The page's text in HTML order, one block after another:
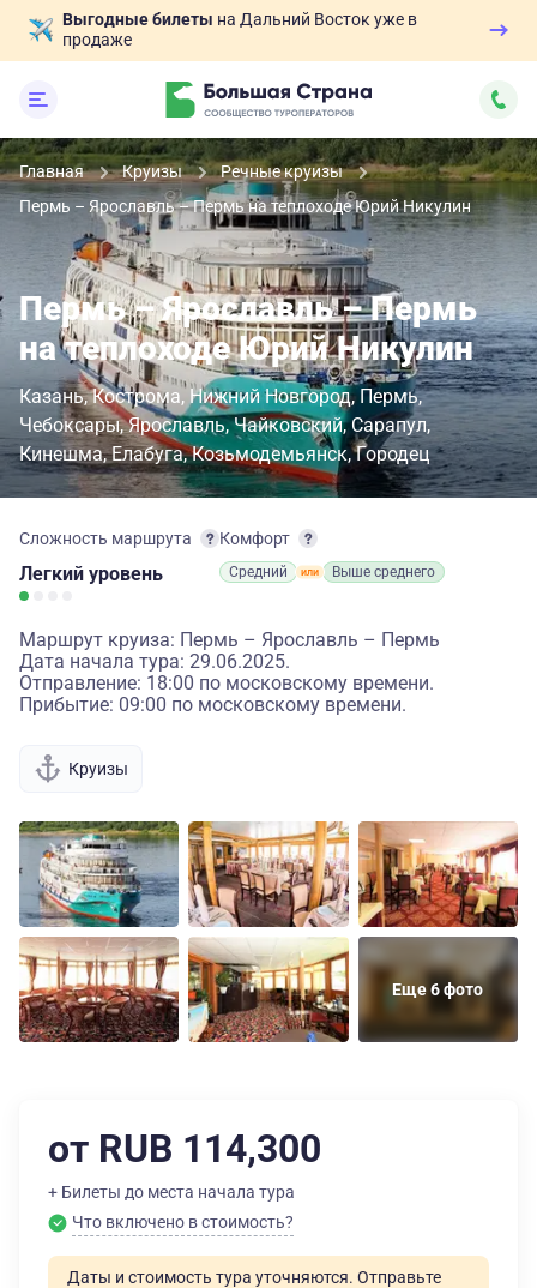
Выгодные билеты на Дальний Восток уже в
продаже
Главная Круизы
Речные круизы
Пермь – Ярославль – Пермь на теплоходе Юрий Никулин
Пермь – Ярославль – Пермь
на теплоходе Юрий Никулин
Казань Кострома Нижний Новгород Пермь
Чебоксары Ярославль Чайковский Сарапул
Кинешма Елабуга Козьмодемьянск Городец
Сложность маршрута
Легкий уровень
Комфорт
Средний Выше среднего
Маршрут круиза: Пермь – Ярославль – Пермь
Дата начала тура: 29.06.2025.
Отправление: 18:00 по московскому времени.
Прибытие: 09:00 по московскому времени.
Круизы
Еще 6 фото
от RUB 114,300
+ Билеты до места начала тура
Что включено в стоимость?
Даты и стоимость тура уточняются. Отправьте